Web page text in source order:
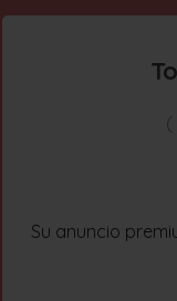
(
Su anuncio